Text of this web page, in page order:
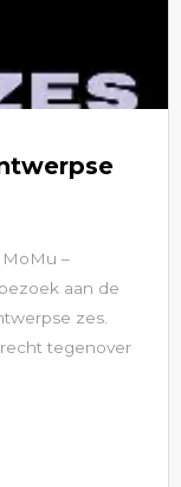
–
aan de
zes.
tegenover